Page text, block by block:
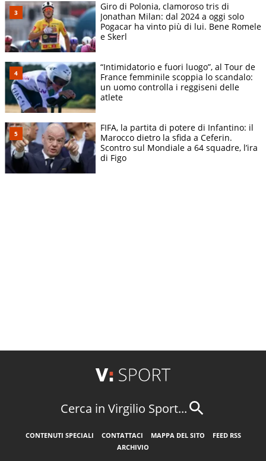
Giro di Polonia, clamoroso tris di
Jonathan Milan: dal 2024 a oggi solo
Pogacar ha vinto più di lui. Bene Romele
e Skerl
“Intimidatorio e fuori luogo”, al Tour de
France femminile scoppia lo scandalo:
un uomo controlla i reggiseni delle
atlete
FIFA, la partita di potere di Infantino: il
Marocco dietro la sfida a Ceferin.
Scontro sul Mondiale a 64 squadre, l’ira
di Figo
Cerca in Virgilio Sport...
CONTENUTI SPECIALI CONTATTACI MAPPA DEL SITO
FEED RSS
ARCHIVIO